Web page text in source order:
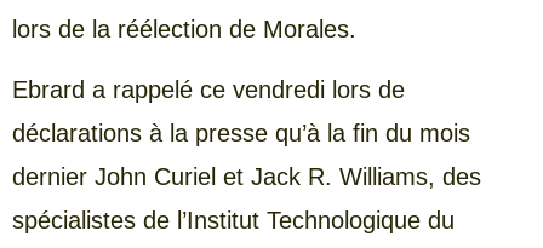
lors de la réélection de Morales.
Ebrard a rappelé ce vendredi lors de
déclarations à la presse qu’à la fin du mois
dernier John Curiel et Jack R. Williams, des
spécialistes de l’Institut Technologique du